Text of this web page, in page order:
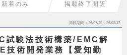
新着のみ 掲載終了間近
掲載期間 26/07/29～26/08/17
試験法技術構築/EMC解
術開発業務【愛知勤